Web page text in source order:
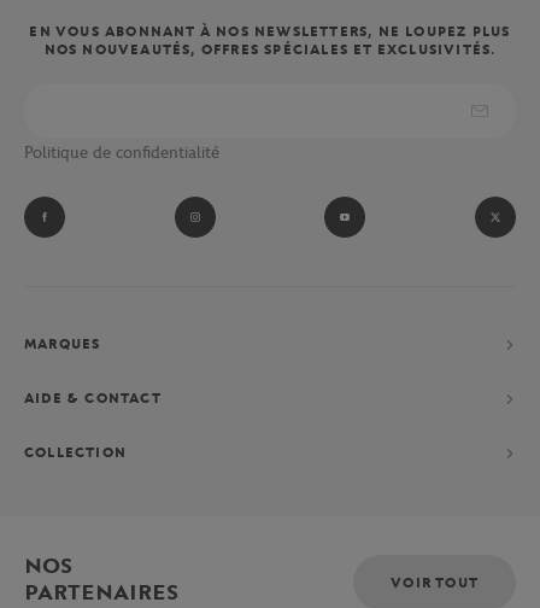
EN VOUS ABONNANT À NOS NEWSLETTERS, NE LOUPEZ PLUS
NOS NOUVEAUTÉS, OFFRES SPÉCIALES ET EXCLUSIVITÉS.
Politique de confidentialité
MARQUES
AIDE & CONTACT
COLLECTION
NOS
PARTENAIRES
VOIR TOUT